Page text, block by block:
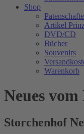
Shop
Artikel
DVD/CD
Bücher
Souvenirs
Warenkorb
Neues
Storchenhof